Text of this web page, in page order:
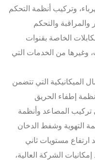
وتركيب أنظمة التحكم
والمراقبة والتحكم
الخاصة بقنوات
وغيرها من الخدمات التي
الميكانيكية التي تتضمن
إطفاء الحريق
تركيب المصاعد وأنظمة
التهوية وشفط الدخان
ارتفاع مستويات ثاني
الشركة العالية،